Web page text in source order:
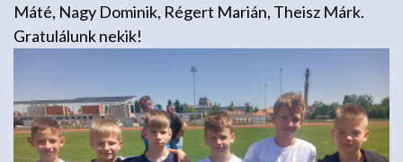
Máté, Nagy Dominik, Régert Marián, Theisz Márk.
Gratulálunk nekik!